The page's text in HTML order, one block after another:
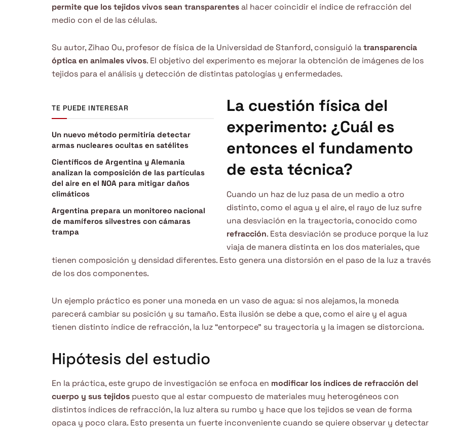
permite que los tejidos vivos sean transparentesal hacer coincidir el índice de refracción del
medio con el de las células.
Su autor, Zihao Ou, profesor de física de la Universidad de Stanford, consiguió latransparencia
óptica en animales vivos. El objetivo del experimento es mejorar la obtención de imágenes de los
tejidos para el análisis y detección de distintas patologías y enfermedades.
TE PUEDE INTERESAR
Un nuevo método permitiría detectar
armas nucleares ocultas en satélites
Científicos de Argentina y Alemania
analizan la composición de las partículas
del aire en el NOA para mitigar daños
climáticos
Argentina prepara un monitoreo nacional
de mamíferos silvestres con cámaras
trampa
La cuestión física del
experimento: ¿Cuál es
entonces el fundamento
de esta técnica?
Cuando un haz de luz pasa de un medio a otro
distinto, como el agua y el aire, el rayo de luz sufre
una desviación en la trayectoria, conocido como
refracción. Esta desviación se produce porque la luz
viaja de manera distinta en los dos materiales, que
tienen composición y densidad diferentes. Esto genera una distorsión en el paso de la luz a través
de los dos componentes.
Un ejemplo práctico es poner una moneda en un vaso de agua: si nos alejamos, la moneda
parecerá cambiar su posición y su tamaño. Esta ilusión se debe a que, como el aire y el agua
tienen distinto índice de refracción, la luz “entorpece” su trayectoria y la imagen se distorciona.
Hipótesis del estudio
En la práctica, este grupo de investigación se enfoca en modificar los índices de refracción del
cuerpo y sus tejidos puesto que al estar compuesto de materiales muy heterogéneos con
distintos índices de refracción, la luz altera su rumbo y hace que los tejidos se vean de forma
opaca y poco clara. Esto presenta un fuerte inconveniente cuando se quiere observar y detectar